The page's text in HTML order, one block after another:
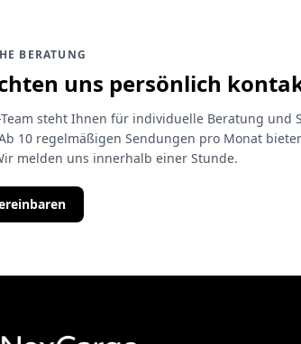
BERATUNG
uns persönlich
Team steht Ihnen für individuelle Beratung und
10 regelmäßigen Sendungen pro Monat
melden uns innerhalb einer Stunde.